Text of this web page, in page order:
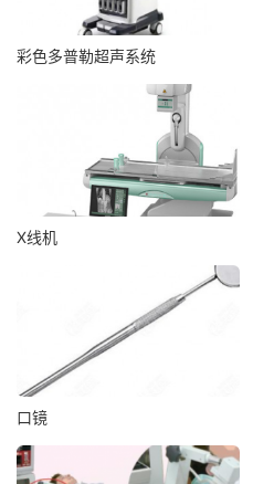
彩色多普勒超声系统
X线机
口镜